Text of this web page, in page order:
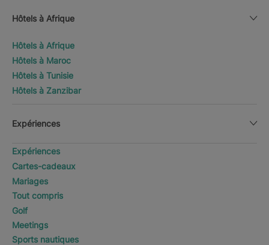
Hôtels à Afrique
Hôtels à Afrique
Hôtels à Maroc
Hôtels à Tunisie
Hôtels à Zanzibar
Expériences
Expériences
Cartes-cadeaux
Mariages
Tout compris
Golf
Meetings
Sports nautiques